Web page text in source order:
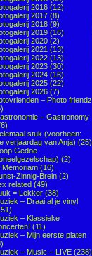
2016 (12)
2017 (8)
2018 (9)
2019 (16)
2020 (2)
2021 (13)
2022 (13)
2023 (30)
2024 (16)
2025 (22)
2026 (7)
– Photo friendz
– Gastronomy
stuk (voorheen:
verjaardag van Anja) (25)
Gedoe
(2)
Memoriam (16)
Zinnig-Brein (2)
related (49)
= Lekker (38)
– Draai al je vinyl
– Klassieke
(11)
– Mijn eerste platen
– Music – LIVE (238)